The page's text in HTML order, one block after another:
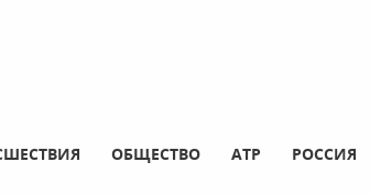
ОБЩЕСТВО АТР РОССИЯ